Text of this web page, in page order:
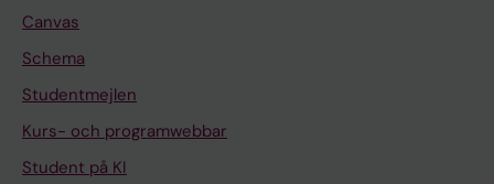
Canvas
Schema
Studentmejlen
Kurs- och programwebbar
Student på KI